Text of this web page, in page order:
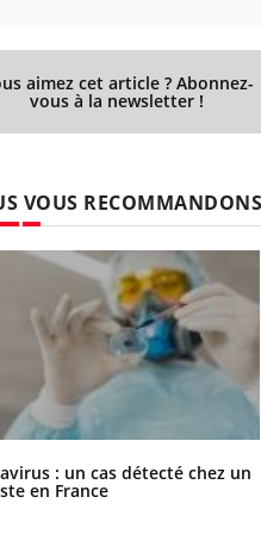
aimez cet article ? Abonnez-
vous à la newsletter !
VOUS RECOMMANDONS
: un cas détecté chez un
en France
des Mains :
maladieYoutube
côté, poser des
maladie d'un proche c'est
...